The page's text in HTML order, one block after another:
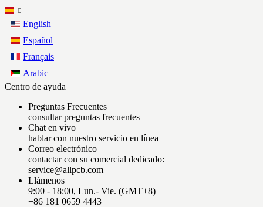
English
Español
Français
Arabic
Centro de ayuda
Preguntas Frecuentes
consultar preguntas frecuentes
Chat en vivo
hablar con nuestro servicio en línea
Correo electrónico
contactar con su comercial dedicado:
service@allpcb.com
Llámenos
9:00 - 18:00, Lun.- Vie. (GMT+8)
+86 181 0659 4443